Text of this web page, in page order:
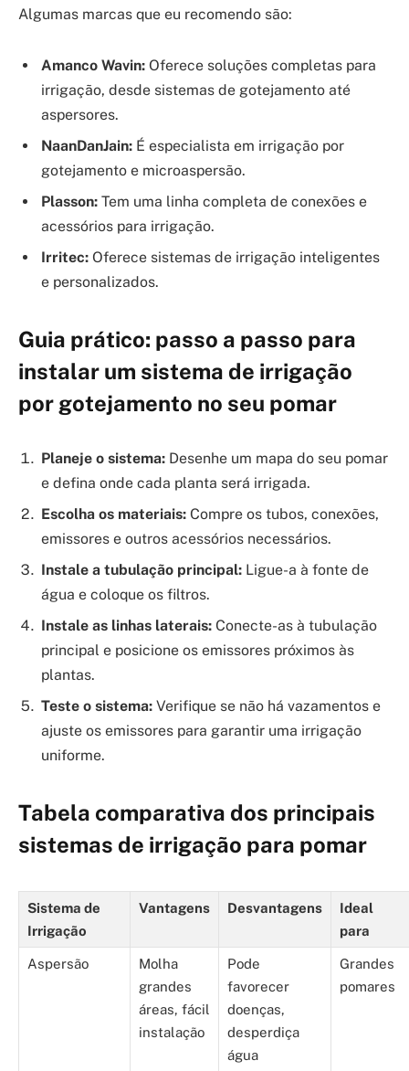
Algumas marcas que eu recomendo são:
Amanco Wavin: Oferece soluções completas para
irrigação, desde sistemas de gotejamento até
aspersores.
NaanDanJain: É especialista em irrigação por
gotejamento e microaspersão.
Plasson: Tem uma linha completa de conexões e
acessórios para irrigação.
Irritec: Oferece sistemas de irrigação inteligentes
e personalizados.
Guia prático: passo a passo para
instalar um sistema de irrigação
por gotejamento no seu pomar
Planeje o sistema: Desenhe um mapa do seu pomar
e defina onde cada planta será irrigada.
Escolha os materiais: Compre os tubos, conexões,
emissores e outros acessórios necessários.
Instale a tubulação principal: Ligue-a à fonte de
água e coloque os filtros.
Instale as linhas laterais: Conecte-as à tubulação
principal e posicione os emissores próximos às
plantas.
Teste o sistema: Verifique se não há vazamentos e
ajuste os emissores para garantir uma irrigação
uniforme.
Tabela comparativa dos principais
sistemas de irrigação para pomar
Sistema de
Irrigação
Vantagens Desvantagens
Ideal
para
Aspersão
Molha
grandes
áreas, fácil
instalação
Pode
favorecer
doenças,
desperdiça
água
Grandes
pomares